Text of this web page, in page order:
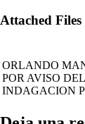
Attached Files
ORLANDO
POR AVISO
INDAGACION